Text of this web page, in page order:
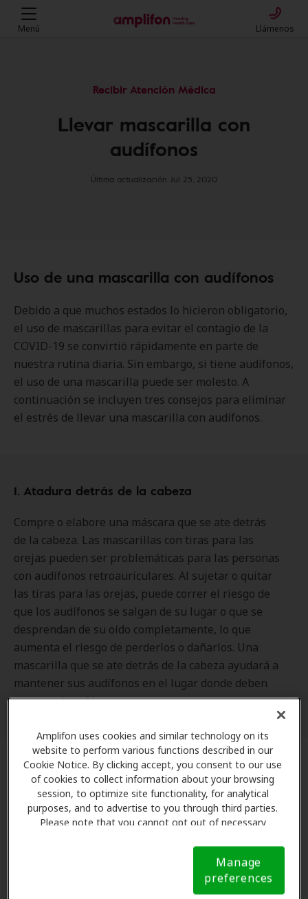
Amplifon uses cookies and similar technology on its
website to perform various functions described in our
Cookie Notice. By clicking accept, you consent to our use
of cookies to collect information about your browsing
session, to optimize site functionality, for analytical
purposes, and to advertise to you through third parties.
Please note that you cannot opt out of necessary
Notice (link here below). If you are using an opt-out
preference signal, we will honor that signal. Cookie
Manage
preferences
Menú Llámenos
Recibir Atención Médica
Llevar mascarilla con
audífonos
Última actualización Jul 25, 2020
Uso de una mascarilla con audífonos
Debido a que muchos estados lo hicieron obligatorio,
el uso de mascarillas para evitar el contagio de la
COVID-19 se convirtió rápidamente en parte de
nuestra rutina diaria. Sin embargo, si tiene audífonos,
el uso de una mascarilla puede ser molesto. A
continuación se incluyen tres consejos para eliminar
el estrés de llevar una mascarilla con audífonos.
1. Atadura detrás de la cabeza
Compre o elabore una máscara que se ate detrás
de la cabeza. Las mascarillas con tiras para las
orejas pueden ser problemáticas para las personas
con audífonos retroauriculares. Al sujetar o quitar
las tiras para las orejas, puede correr el riesgo de
que los audífonos se salgan de su lugar o que se
desprendan de su oído completamente, lo que
aumenta el riesgo de perderlos o dañarlos. Una
mascarilla que se ate detrás de la cabeza ayudará a
mantener sus audífonos en el lugar donde deben
estar: en los oídos.
2. “Hackear” la mascarilla
Si ya tiene una máscara con tiras para las orejas,
asegúrelas utilizando algunas de estas soluciones
Cosa dos botones grandes en una vincha justo
encima de las orejas. También puede comprar